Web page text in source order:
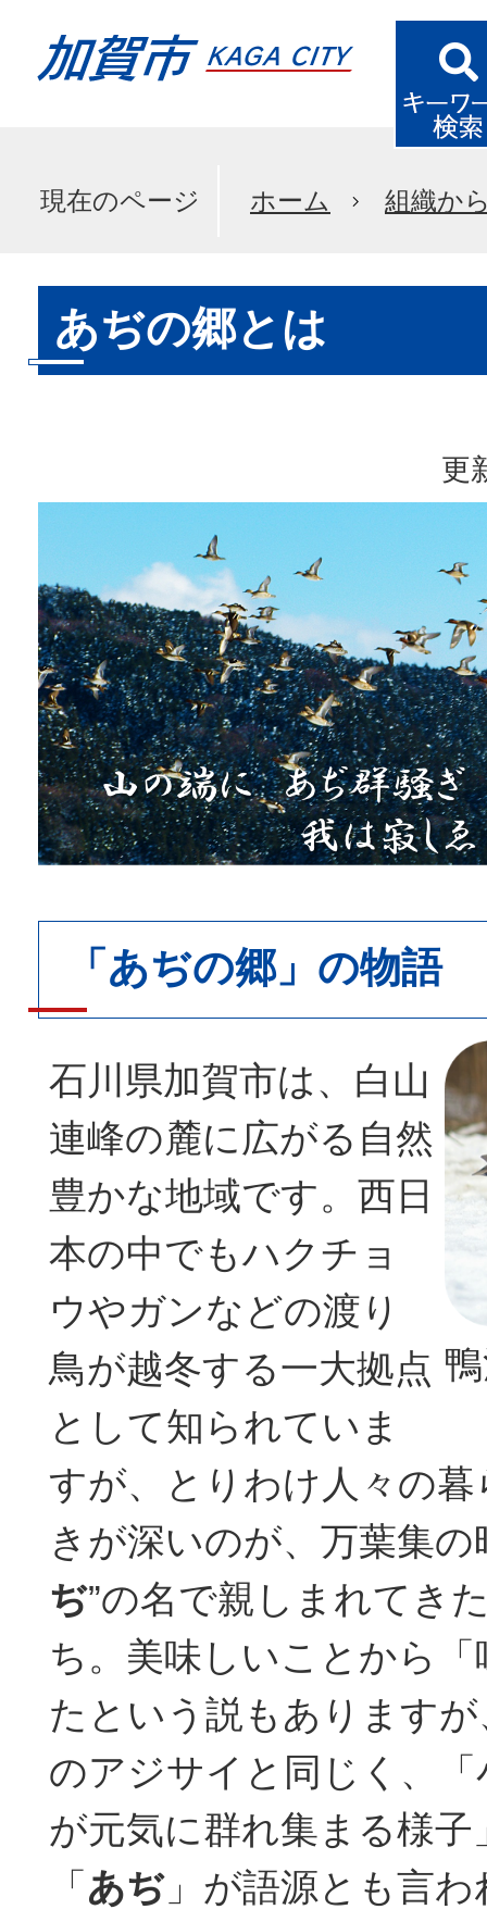
現在のページ ホーム 組織か
あぢの郷とは
更
「あぢの郷」の物語
石川県加賀市は、白山
連峰の麓に広がる自然
豊かな地域です。西日
本の中でもハクチョ
ウやガンなどの渡り
鳥が越冬する一大拠点
として知られていま
すが、とりわけ人々の
きが深いのが、万葉集の
ぢ”の名で親しまれてき
ち。美味しいことから
たという説もあります
のアジサイと同じく、
が元気に群れ集まる様
「 あぢ 」が語源とも言